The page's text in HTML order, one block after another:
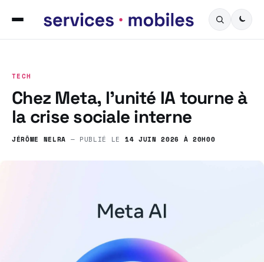
TECH
Chez Meta, l’unité IA tourne à
la crise sociale interne
JÉRÔME NELRA — PUBLIÉ LE 14 JUIN 2026 À 20H00